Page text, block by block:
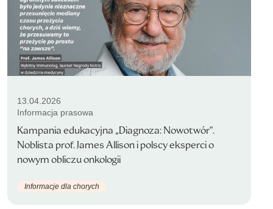
13.04.2026
Informacja prasowa
Kampania edukacyjna „Diagnoza: Nowotwór”.
Noblista prof. James Allison i polscy eksperci o
nowym obliczu onkologii
Informacje dla chorych